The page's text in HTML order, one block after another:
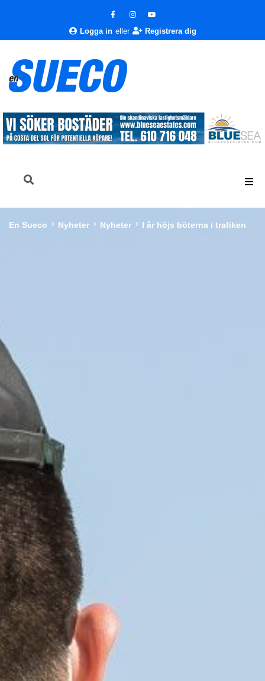
Logga in eller Registrera dig
En Sueco Nyheter Nyheter I år höjs böterna i trafiken